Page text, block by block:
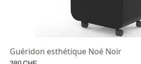
Guéridon esthétique Noé Noir